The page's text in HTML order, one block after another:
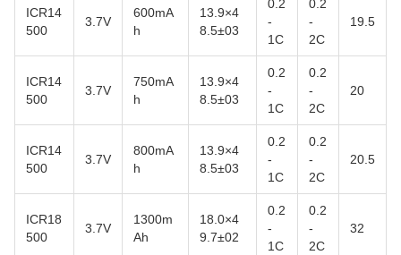
ICR14
500
3.7V
600mA
h
13.9×4
8.5±03
0.2
-
1C
0.2
-
2C
19.5
ICR14
500
3.7V
750mA
h
13.9×4
8.5±03
0.2
-
1C
0.2
-
2C
20
ICR14
500
3.7V
800mA
h
13.9×4
8.5±03
0.2
-
1C
0.2
-
2C
20.5
ICR18
500
3.7V
1300m
Ah
18.0×4
9.7±02
0.2
-
1C
0.2
-
2C
32